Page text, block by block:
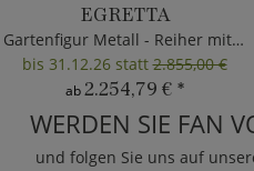
EGRETTA
Gartenfigur Metall - Reiher mit Fisch
bis 31.12.26 statt2.855,00 €
ab2.254,79 € *
WERDEN SIE FAN
und folgen Sie uns auf